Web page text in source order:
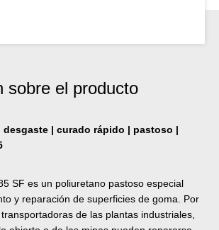
sobre el producto
| curado rápido | pastoso |
SF es un poliuretano pastoso especial
y reparación de superficies de goma. Por
de las plantas industriales,